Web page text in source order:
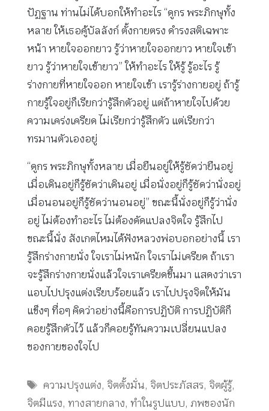
ปัฏฐาน ท่านไม่ได้บอกให้ทำอะไร “ดูกร พระภิกษุทั้ง
หลาย ให้เธอคู้บัลลังก์ ตั้งกายตรง ดำรงสติเฉพาะ
หน้า หายใจออกยาว รู้ว่าหายใจออกยาว หายใจเข้า
ยาว รู้ว่าหายใจเข้ายาว” ให้ทำอะไร ให้รู้ รู้อะไร รู้
ร่างกายที่หายใจออก หายใจเข้า เรารู้ร่างกายอยู่ ถ้ารู้
กายรู้ใจอยู่ก็เรียกว่ารู้สึกตัวอยู่ แต่ถ้าหายใจไปด้วย
ความเคร่งเครียด ไม่เรียกว่ารู้สึกตัว แต่เรียกว่า
ทรมานตัวเองอยู่
“ดูกร พระภิกษุทั้งหลาย เมื่อยืนอยู่ให้รู้ชัดว่ายืนอยู่
เมื่อเดินอยู่ก็รู้ชัดว่าเดินอยู่ เมื่อนั่งอยู่ก็รู้ชัดว่านั่งอยู่
เมื่อนอนอยู่ก็รู้ชัดว่านอนอยู่” ขณะนี้นั่งอยู่ก็รู้ว่านั่ง
อยู่ ไม่ต้องทำอะไร ไม่ต้องดัดแปลงจิตใจ รู้สึกไป
ขณะนี้นั่ง สังเกตไหมได้ฟังหลวงพ่อบอกอย่างนี้ เรา
รู้สึกร่างกายนั่ง ใจเราไม่หนัก ใจเราไม่เครียด ถ้าเรา
จะรู้สึกร่างกายนั่งแล้วใจเราเครียดขึ้นมา แสดงว่าเรา
แอบไปปรุงแต่งเรียบร้อยแล้ว เราไปปรุงจิตให้มัน
แข็งๆ ทื่อๆ คิดว่าอย่างนี้คือการปฏิบัติ การปฏิบัติก็
คอยรู้สึกตัวไว้ แล้วก็คอยรู้ทันความเปลี่ยนแปลง
ของกายของใจไป
Tags
ความปรุงแต่ง, จิตตั้งมั่น, จิตประภัสสร, จิตผู้รู้,
จิตมีแรง, ทางสายกลาง, ทำในรูปแบบ, ภพของนัก